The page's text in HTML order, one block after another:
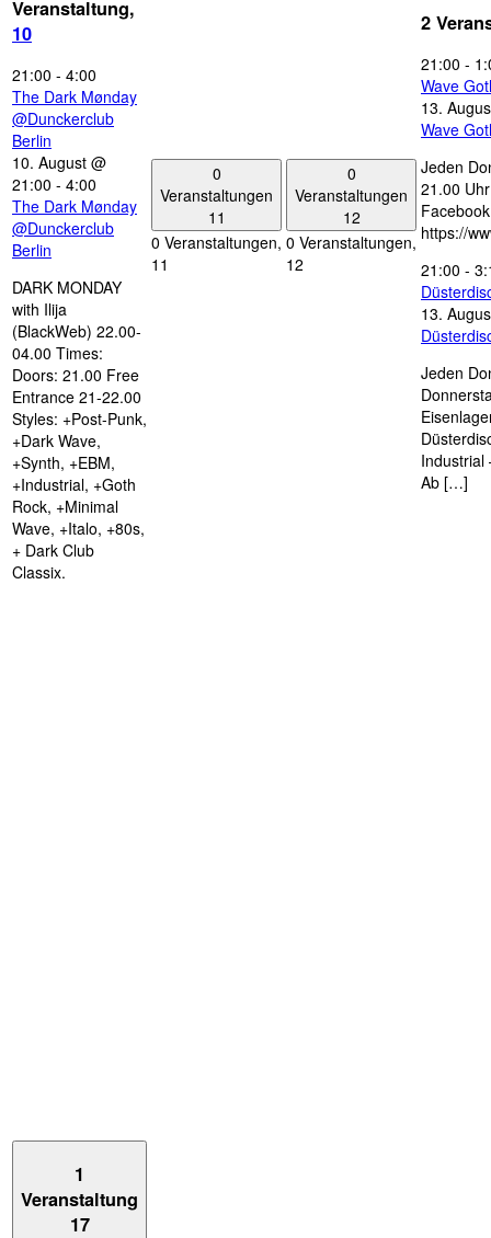
Veranstaltung,
10
21:00 - 4:00
The Dark Mønday
@Dunckerclub
Berlin
10. August @
21:00 - 4:00
The Dark Mønday
@Dunckerclub
Berlin
DARK MONDAY
with Ilija
(BlackWeb) 22.00-
04.00 Times:
Doors: 21.00 Free
Entrance 21-22.00
Styles: +Post-Punk,
+Dark Wave,
+Synth, +EBM,
+Industrial, +Goth
Rock, +Minimal
Wave, +Italo, +80s,
+ Dark Club
Classix.
0
Veranstaltungen
11
0 Veranstaltungen,
11
0
Veranstaltungen
12
0 Veranstaltungen,
12
2
21:00 -
Wave
13.
Wave
Jeden
21.00
https://
21:00 -
13.
Jeden
Industrial
Ab […]
1
Veranstaltung
17